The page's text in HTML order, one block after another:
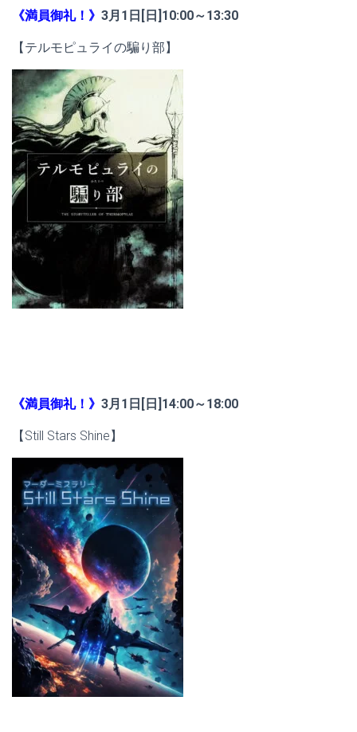
《満員御礼！》 3月1日[日]10:00～13:30
【テルモピュライの騙り部】
《満員御礼！》 3月1日[日]14:00～18:00
【Still Stars Shine】